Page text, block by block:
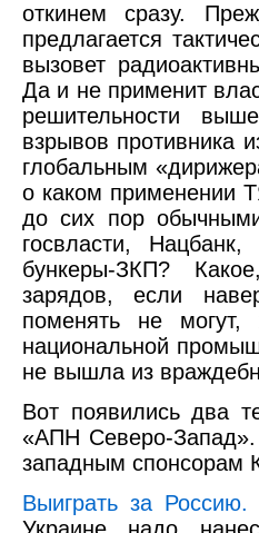
откинем сразу.
предлагается
вызовет
Да и не применит
решительности
взрывов противника
глобальным
о каком применении
до сих пор
госвласти,
бункеры-ЗКП?
зарядов, если
поменять не могут,
национальной
не вышла из
Вот появились два
«АПН Северо-
западным спонсорам
Выиграть за Россию.
Украине надо